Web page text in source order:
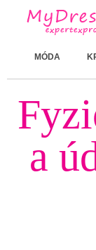
MÓDA
a